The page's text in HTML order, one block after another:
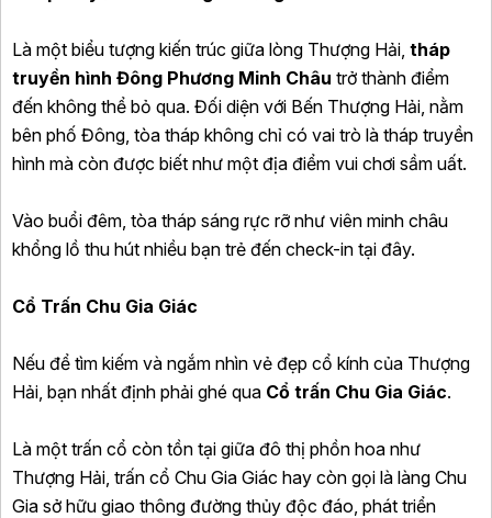
Là một biểu tượng kiến trúc giữa lòng Thượng Hải, tháp
truyền hình Đông Phương Minh Châu trở thành điểm
đến không thể bỏ qua. Đối diện với Bến Thượng Hải, nằm
bên phố Đông, tòa tháp không chỉ có vai trò là tháp truyền
hình mà còn được biết như một địa điểm vui chơi sầm uất.
Vào buổi đêm, tòa tháp sáng rực rỡ như viên minh châu
khổng lồ thu hút nhiều bạn trẻ đến check-in tại đây.
Cổ Trấn Chu Gia Giác
Nếu để tìm kiếm và ngắm nhìn vẻ đẹp cổ kính của Thượng
Hải, bạn nhất định phải ghé qua Cổ trấn Chu Gia Giác.
Là một trấn cổ còn tồn tại giữa đô thị phồn hoa như
Thượng Hải, trấn cổ Chu Gia Giác hay còn gọi là làng Chu
Gia sở hữu giao thông đường thủy độc đáo, phát triển